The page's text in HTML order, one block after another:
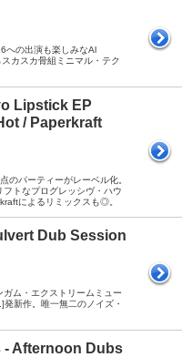
への出演も楽しみなAl
カスカ骨組ミニマル・テク
Lipstick EP
/ Paperkraft
のパーティーがレーベル化。
トなプログレッシヴ・ハウ
によるリミックスも◎。
Dub Session
ム・エクストリームミュー
新作。唯一無二のノイズ・
- Afternoon Dubs